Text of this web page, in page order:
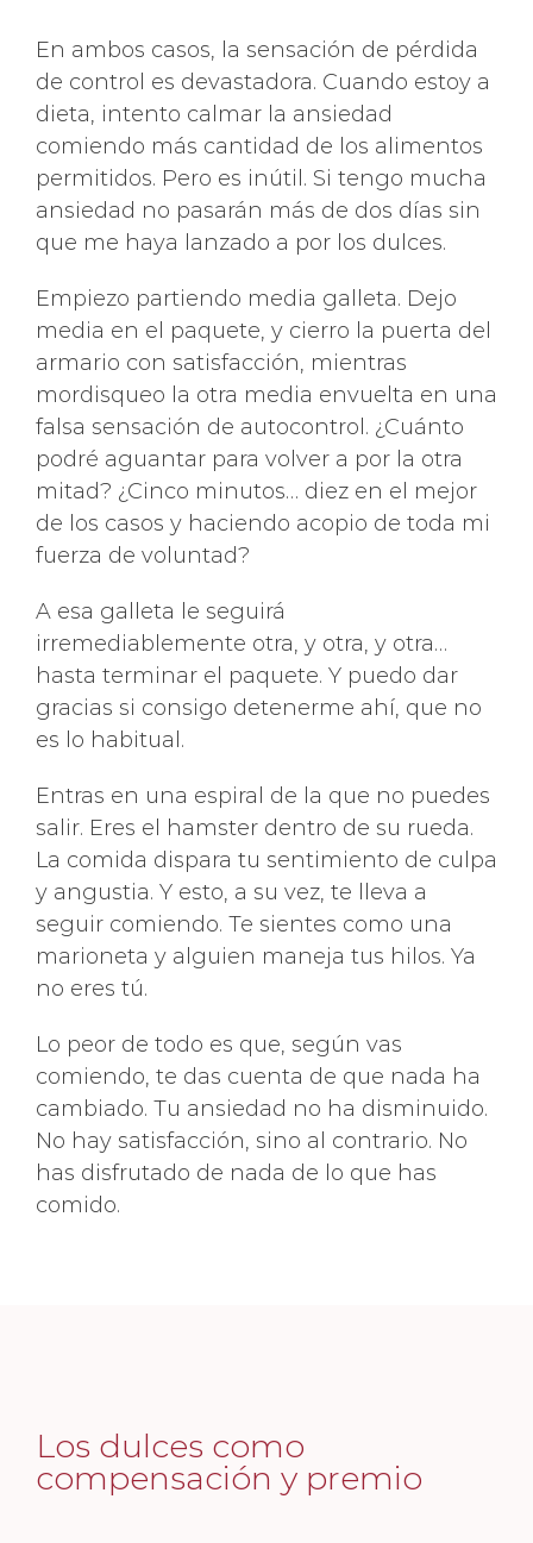
En ambos casos, la sensación de pérdida
de control es devastadora. Cuando estoy a
dieta, intento calmar la ansiedad
comiendo más cantidad de los alimentos
permitidos. Pero es inútil. Si tengo mucha
ansiedad no pasarán más de dos días sin
que me haya lanzado a por los dulces.
Empiezo partiendo media galleta. Dejo
media en el paquete, y cierro la puerta del
armario con satisfacción, mientras
mordisqueo la otra media envuelta en una
falsa sensación de autocontrol. ¿Cuánto
podré aguantar para volver a por la otra
mitad? ¿Cinco minutos… diez en el mejor
de los casos y haciendo acopio de toda mi
fuerza de voluntad?
A esa galleta le seguirá
irremediablemente otra, y otra, y otra…
hasta terminar el paquete. Y puedo dar
gracias si consigo detenerme ahí, que no
es lo habitual.
Entras en una espiral de la que no puedes
salir. Eres el hamster dentro de su rueda.
La comida dispara tu sentimiento de culpa
y angustia. Y esto, a su vez, te lleva a
seguir comiendo. Te sientes como una
marioneta y alguien maneja tus hilos. Ya
no eres tú.
Lo peor de todo es que, según vas
comiendo, te das cuenta de que nada ha
cambiado. Tu ansiedad no ha disminuido.
No hay satisfacción, sino al contrario. No
has disfrutado de nada de lo que has
comido.
Los dulces como
compensación y premio